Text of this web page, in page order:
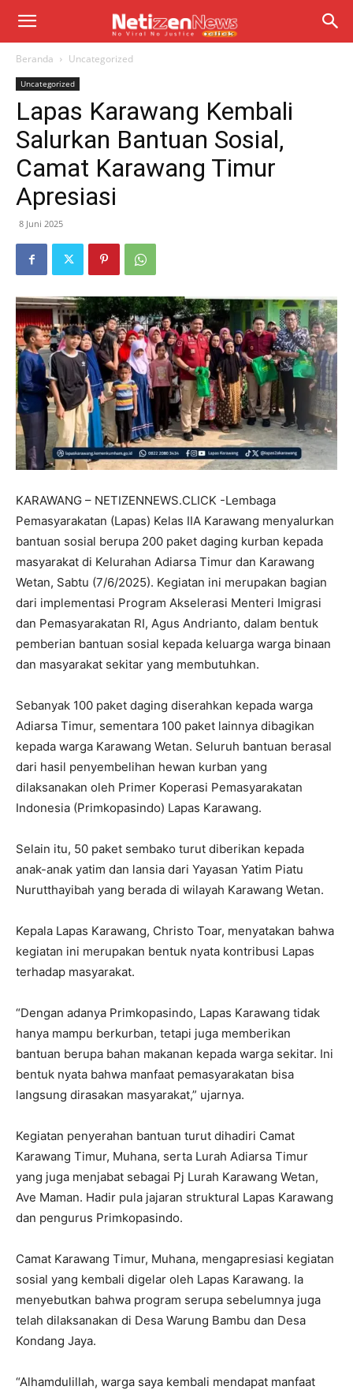
Beranda Uncategorized
Uncategorized
Lapas Karawang Kembali
Salurkan Bantuan Sosial,
Camat Karawang Timur
Apresiasi
8 Juni 2025
KARAWANG – NETIZENNEWS.CLICK -Lembaga
Pemasyarakatan (Lapas) Kelas IIA Karawang menyalurkan
bantuan sosial berupa 200 paket daging kurban kepada
masyarakat di Kelurahan Adiarsa Timur dan Karawang
Wetan, Sabtu (7/6/2025). Kegiatan ini merupakan bagian
dari implementasi Program Akselerasi Menteri Imigrasi
dan Pemasyarakatan RI, Agus Andrianto, dalam bentuk
pemberian bantuan sosial kepada keluarga warga binaan
dan masyarakat sekitar yang membutuhkan.
Sebanyak 100 paket daging diserahkan kepada warga
Adiarsa Timur, sementara 100 paket lainnya dibagikan
kepada warga Karawang Wetan. Seluruh bantuan berasal
dari hasil penyembelihan hewan kurban yang
dilaksanakan oleh Primer Koperasi Pemasyarakatan
Indonesia (Primkopasindo) Lapas Karawang.
Selain itu, 50 paket sembako turut diberikan kepada
anak-anak yatim dan lansia dari Yayasan Yatim Piatu
Nurutthayibah yang berada di wilayah Karawang Wetan.
Kepala Lapas Karawang, Christo Toar, menyatakan bahwa
kegiatan ini merupakan bentuk nyata kontribusi Lapas
terhadap masyarakat.
“Dengan adanya Primkopasindo, Lapas Karawang tidak
hanya mampu berkurban, tetapi juga memberikan
bantuan berupa bahan makanan kepada warga sekitar. Ini
bentuk nyata bahwa manfaat pemasyarakatan bisa
langsung dirasakan masyarakat,” ujarnya.
Kegiatan penyerahan bantuan turut dihadiri Camat
Karawang Timur, Muhana, serta Lurah Adiarsa Timur
yang juga menjabat sebagai Pj Lurah Karawang Wetan,
Ave Maman. Hadir pula jajaran struktural Lapas Karawang
dan pengurus Primkopasindo.
Camat Karawang Timur, Muhana, mengapresiasi kegiatan
sosial yang kembali digelar oleh Lapas Karawang. Ia
menyebutkan bahwa program serupa sebelumnya juga
telah dilaksanakan di Desa Warung Bambu dan Desa
Kondang Jaya.
“Alhamdulillah, warga saya kembali mendapat manfaat